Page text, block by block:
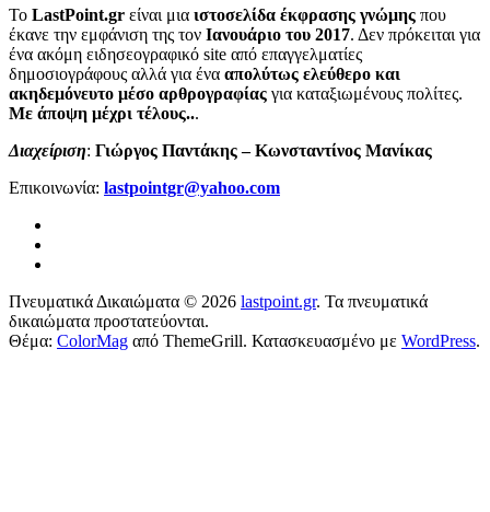
To LastPoint.gr είναι μια ιστοσελίδα έκφρασης γνώμης που
έκανε την εμφάνιση της τον Ιανουάριο του 2017. Δεν πρόκειται για
ένα ακόμη ειδησεογραφικό site από επαγγελματίες
δημοσιογράφους αλλά για ένα απολύτως ελεύθερο και
ακηδεμόνευτο μέσο αρθρογραφίας για καταξιωμένους πολίτες.
Με άποψη μέχρι τέλους...
Διαχείριση: Γιώργος Παντάκης – Κωνσταντίνος Μανίκας
Επικοινωνία: lastpointgr@yahoo.com
Πνευματικά Δικαιώματα © 2026 lastpoint.gr. Τα πνευματικά
δικαιώματα προστατεύονται.
Θέμα: ColorMag από ThemeGrill. Κατασκευασμένο με WordPress.